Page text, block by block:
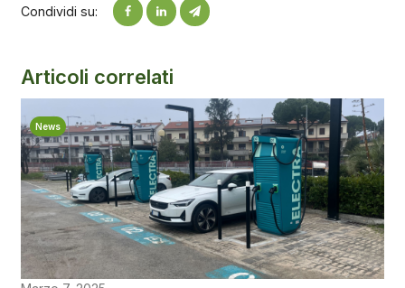
Condividi su:
Articoli correlati
News